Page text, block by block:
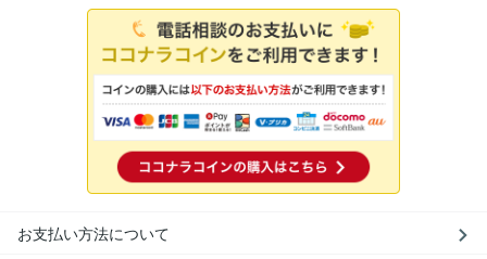
お支払い方法について